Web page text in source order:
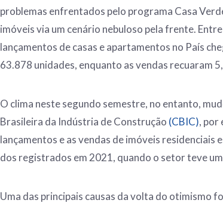
problemas enfrentados pelo programa Casa
imóveis via um cenário nebuloso pela frente.
lançamentos de casas e apartamentos no País
63.878 unidades, enquanto as vendas recuaram
O clima neste segundo semestre, no entanto,
Brasileira da Indústria de Construção (CBIC), por
lançamentos e as vendas de imóveis residenciais
dos registrados em 2021, quando o setor teve
Uma das principais causas da volta do otimismo